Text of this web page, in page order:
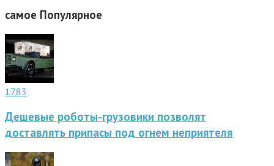
самое Популярное
1783
Дешевые роботы-грузовики позволят
доставлять припасы под огнем неприятеля